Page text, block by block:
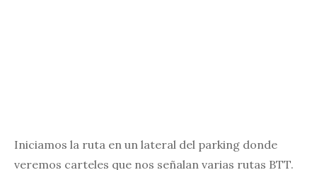
Iniciamos la ruta en un lateral del parking donde
veremos carteles que nos señalan varias rutas BTT.